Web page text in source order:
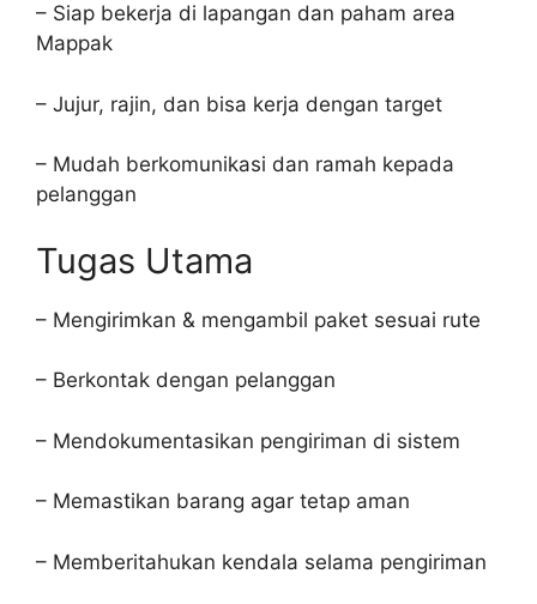
– Siap bekerja di lapangan dan paham area
Mappak
– Jujur, rajin, dan bisa kerja dengan target
– Mudah berkomunikasi dan ramah kepada
pelanggan
Tugas Utama
– Mengirimkan & mengambil paket sesuai rute
– Berkontak dengan pelanggan
– Mendokumentasikan pengiriman di sistem
– Memastikan barang agar tetap aman
– Memberitahukan kendala selama pengiriman